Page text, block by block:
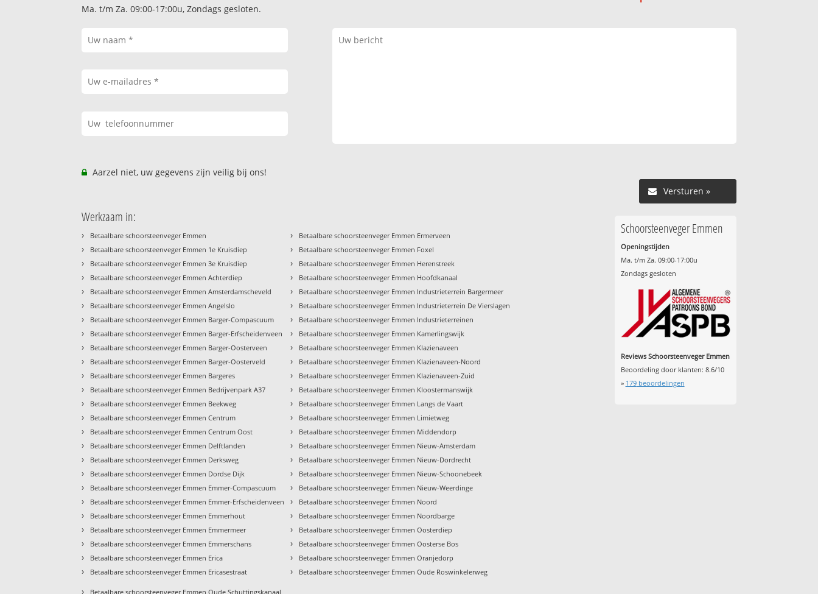
Ma. t/m Za. 09:00-17:00u, Zondags gesloten.
Aarzel niet, uw gegevens zijn veilig bij ons!
Versturen »
Werkzaam in:
› Betaalbare schoorsteenveger Emmen
› Betaalbare schoorsteenveger Emmen 1e Kruisdiep
› Betaalbare schoorsteenveger Emmen 3e Kruisdiep
› Betaalbare schoorsteenveger Emmen Achterdiep
› Betaalbare schoorsteenveger Emmen Amsterdamscheveld
› Betaalbare schoorsteenveger Emmen Angelslo
› Betaalbare schoorsteenveger Emmen Barger-Compascuum
› Betaalbare schoorsteenveger Emmen Barger-Erfscheidenveen
› Betaalbare schoorsteenveger Emmen Barger-Oosterveen
› Betaalbare schoorsteenveger Emmen Barger-Oosterveld
› Betaalbare schoorsteenveger Emmen Bargeres
› Betaalbare schoorsteenveger Emmen Bedrijvenpark A37
› Betaalbare schoorsteenveger Emmen Beekweg
› Betaalbare schoorsteenveger Emmen Centrum
› Betaalbare schoorsteenveger Emmen Centrum Oost
› Betaalbare schoorsteenveger Emmen Delftlanden
› Betaalbare schoorsteenveger Emmen Derksweg
› Betaalbare schoorsteenveger Emmen Dordse Dijk
› Betaalbare schoorsteenveger Emmen Emmer-Compascuum
› Betaalbare schoorsteenveger Emmen Emmer-Erfscheidenveen
› Betaalbare schoorsteenveger Emmen Emmerhout
› Betaalbare schoorsteenveger Emmen Emmermeer
› Betaalbare schoorsteenveger Emmen Emmerschans
› Betaalbare schoorsteenveger Emmen Erica
› Betaalbare schoorsteenveger Emmen Ericasestraat
› Betaalbare schoorsteenveger Emmen Ermerveen
› Betaalbare schoorsteenveger Emmen Foxel
› Betaalbare schoorsteenveger Emmen Herenstreek
› Betaalbare schoorsteenveger Emmen Hoofdkanaal
› Betaalbare schoorsteenveger Emmen Industrieterrein Bargermeer
› Betaalbare schoorsteenveger Emmen Industrieterrein De Vierslagen
› Betaalbare schoorsteenveger Emmen Industrieterreinen
› Betaalbare schoorsteenveger Emmen Kamerlingswijk
› Betaalbare schoorsteenveger Emmen Klazienaveen
› Betaalbare schoorsteenveger Emmen Klazienaveen-Noord
› Betaalbare schoorsteenveger Emmen Klazienaveen-Zuid
› Betaalbare schoorsteenveger Emmen Kloostermanswijk
› Betaalbare schoorsteenveger Emmen Langs de Vaart
› Betaalbare schoorsteenveger Emmen Limietweg
› Betaalbare schoorsteenveger Emmen Middendorp
› Betaalbare schoorsteenveger Emmen Nieuw-Amsterdam
› Betaalbare schoorsteenveger Emmen Nieuw-Dordrecht
› Betaalbare schoorsteenveger Emmen Nieuw-Schoonebeek
› Betaalbare schoorsteenveger Emmen Nieuw-Weerdinge
› Betaalbare schoorsteenveger Emmen Noord
› Betaalbare schoorsteenveger Emmen Noordbarge
› Betaalbare schoorsteenveger Emmen Oosterdiep
› Betaalbare schoorsteenveger Emmen Oosterse Bos
› Betaalbare schoorsteenveger Emmen Oranjedorp
› Betaalbare schoorsteenveger Emmen Oude Roswinkelerweg
› Betaalbare schoorsteenveger Emmen Oude Schuttingskanaal
Schoorsteenveger Emmen
Openingstijden
Ma. t/m Za. 09:00-17:00u
Zondags gesloten
Reviews Schoorsteenveger Emmen
Beoordeling door klanten: 8.6/10
» 179beoordelingen